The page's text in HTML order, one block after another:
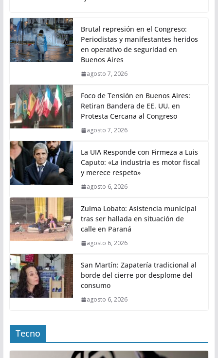
Brutal represión en el Congreso:
Periodistas y manifestantes heridos
en operativo de seguridad en
Buenos Aires
agosto 7, 2026
Foco de Tensión en Buenos Aires:
Retiran Bandera de EE. UU. en
Protesta Cercana al Congreso
agosto 7, 2026
La UIA Responde con Firmeza a Luis
Caputo: «La industria es motor fiscal
y merece respeto»
agosto 6, 2026
Zulma Lobato: Asistencia municipal
tras ser hallada en situación de
calle en Paraná
agosto 6, 2026
San Martín: Zapatería tradicional al
borde del cierre por desplome del
consumo
agosto 6, 2026
Tecno